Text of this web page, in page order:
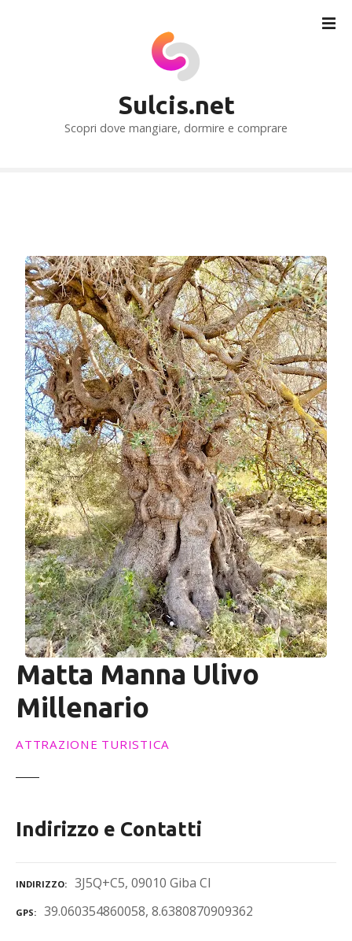
Sulcis.net
Scopri dove mangiare, dormire e comprare
Matta Manna Ulivo
Millenario
ATTRAZIONE TURISTICA
Indirizzo e Contatti
INDIRIZZO 3J5Q+C5, 09010 Giba CI
GPS 39.060354860058, 8.6380870909362